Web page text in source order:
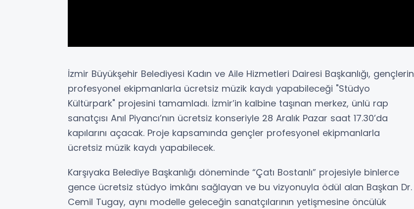
İzmir Büyükşehir Belediyesi Kadın ve Aile Hizmetleri Dairesi Başkanlığı, gençlerin
profesyonel ekipmanlarla ücretsiz müzik kaydı yapabileceği "Stüdyo
Kültürpark" projesini tamamladı. İzmir’in kalbine taşınan merkez, ünlü rap
sanatçısı Anıl Piyancı’nın ücretsiz konseriyle 28 Aralık Pazar saat 17.30’da
kapılarını açacak. Proje kapsamında gençler profesyonel ekipmanlarla
ücretsiz müzik kaydı yapabilecek.
Karşıyaka Belediye Başkanlığı döneminde “Çatı Bostanlı” projesiyle binlerce
gence ücretsiz stüdyo imkânı sağlayan ve bu vizyonuyla ödül alan Başkan Dr.
Cemil Tugay, aynı modelle geleceğin sanatçılarının yetişmesine öncülük